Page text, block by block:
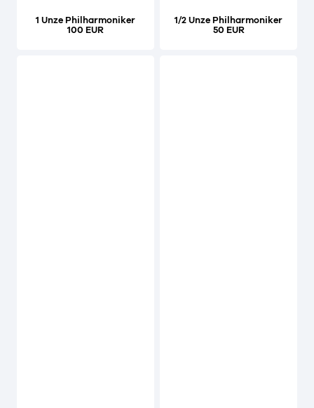
1 Unze Philharmoniker
100 EUR
1/2 Unze Philharmoniker
50 EUR